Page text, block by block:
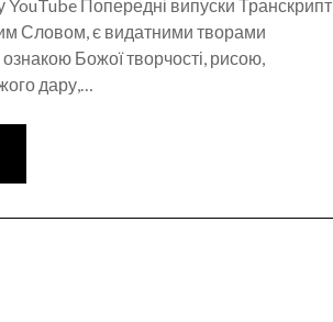
Попередні випуски Транскрипт
Словом, є видатними творами
Божої творчості, рисою,
дару,…